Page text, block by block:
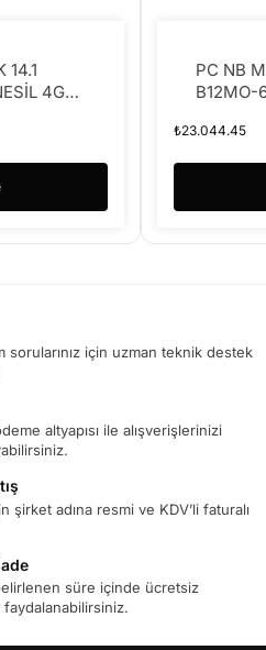
14.1
4GB
PC NB
B12MO-
Freedos
₺23.044.45
sorularınız için uzman teknik destek
altyapısı ile alışverişlerinizi
şirket adına resmi ve KDV’li faturalı
süre içinde ücretsiz